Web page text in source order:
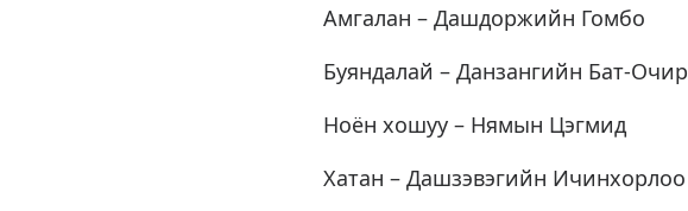
Амгалан – Дашдоржийн Гомбо
Буяндалай – Данзангийн Бат-Очир
Ноён хошуу – Нямын Цэгмид
Хатан – Дашзэвэгийн Ичинхорлоо